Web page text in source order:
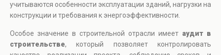
учитываются особенности эксплуатации зданий, нагрузки на
конструкции и требования к энергоэффективности.
Особое значение в строительной отрасли имеет аудит в
строительстве, который позволяет контролировать